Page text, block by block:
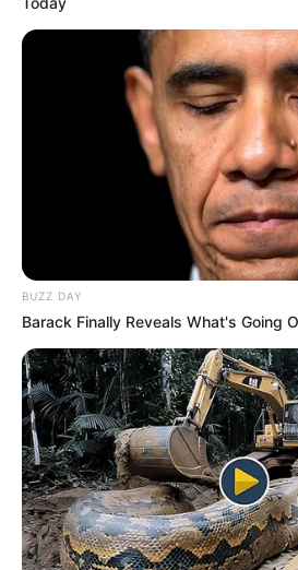
BUZZ DAY
Barack Finally Reveals What's Going